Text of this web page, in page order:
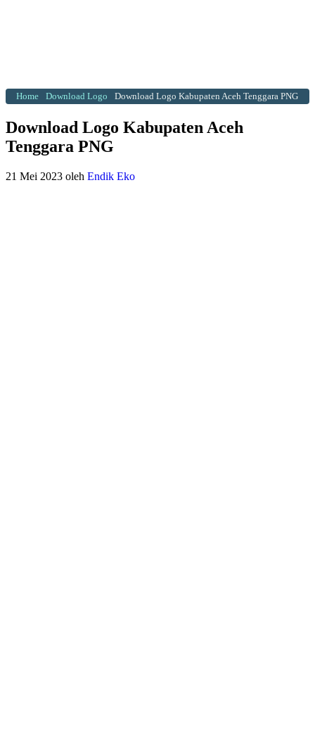
Home Download Logo Download Logo Kabupaten Aceh Tenggara PNG
Download Logo Kabupaten Aceh
Tenggara PNG
21 Mei 2023 oleh Endik Eko